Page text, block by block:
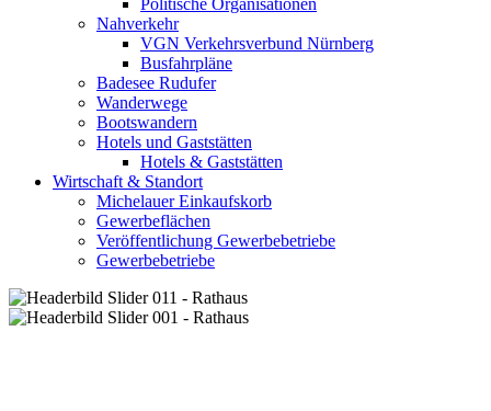
Politische Organisationen
Nahverkehr
VGN Verkehrsverbund Nürnberg
Busfahrpläne
Badesee Rudufer
Wanderwege
Bootswandern
Hotels und Gaststätten
Hotels & Gaststätten
Wirtschaft & Standort
Michelauer Einkaufskorb
Gewerbeflächen
Veröffentlichung Gewerbebetriebe
Gewerbebetriebe